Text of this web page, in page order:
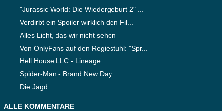
"Jurassic World: Die Wiedergeburt 2" ...
Verdirbt ein Spoiler wirklich den Fil...
Alles Licht, das wir nicht sehen
Von OnlyFans auf den Regiestuhl: "Spr...
Hell House LLC - Lineage
Spider-Man - Brand New Day
Die Jagd
ALLE KOMMENTARE